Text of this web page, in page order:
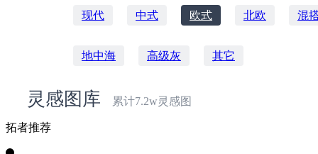
现代 中式 欧式 北欧 混
地中海 高级灰 其它
灵感图库 累计7.2w灵感图
拓者推荐